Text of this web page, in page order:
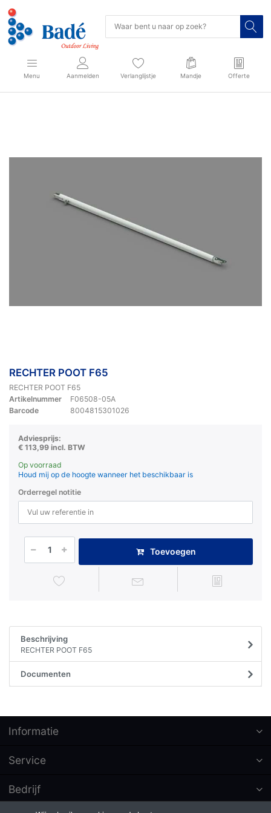
Menu Aanmelden Verlanglijstje Mandje Offerte
RECHTER POOT F65
RECHTER POOT F65
Artikelnummer
F06508-05A
Barcode
8004815301026
Adviesprijs:
€ 113,99 incl. BTW
Op voorraad
Houd mij op de hoogte wanneer het beschikbaar is
Orderregel notitie
Toevoegen
Beschrijving
RECHTER POOT F65
Documenten
Informatie
Service
Bedrijf